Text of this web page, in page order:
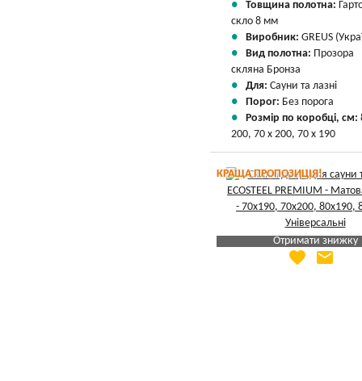
Товщина полотна:
скло 8 мм
Виробник: GREUS
Вид полотна: Прозора
скляна Бронза
Для: Сауни та лазні
Порог: Без порога
Розмір по коробці, см:
200, 70 х 200, 70 х 190
КРАЩА ПРОПОЗИЦІЯ!
Отримати знижку
Яка Ваша ціна
favorite email